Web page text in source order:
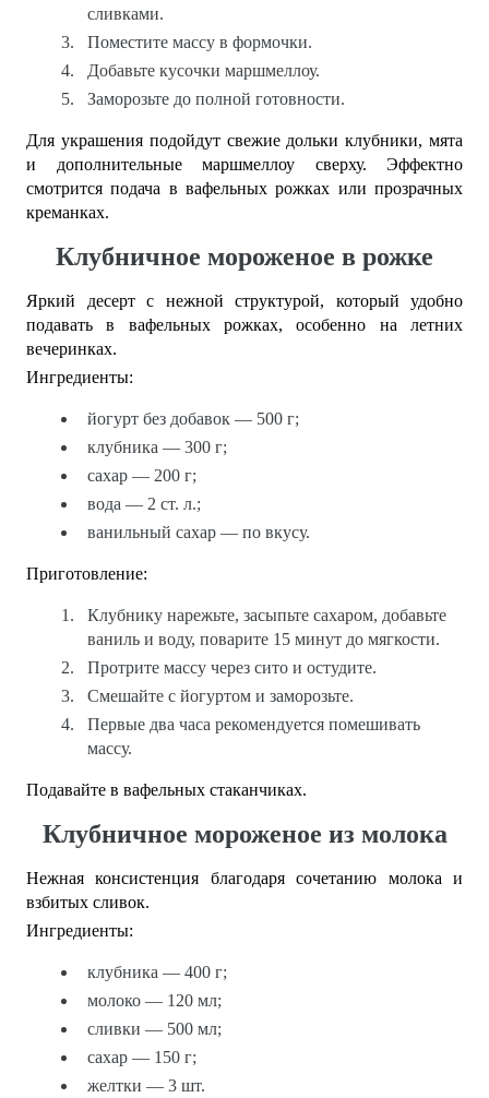
сливками.
Поместите массу в формочки.
Добавьте кусочки маршмеллоу.
Заморозьте до полной готовности.
Для украшения подойдут свежие дольки клубники, мята
и дополнительные маршмеллоу сверху. Эффектно
смотрится подача в вафельных рожках или прозрачных
креманках.
Клубничное мороженое в рожке
Яркий десерт с нежной структурой, который удобно
подавать в вафельных рожках, особенно на летних
вечеринках.
Ингредиенты:
йогурт без добавок — 500 г;
клубника — 300 г;
сахар — 200 г;
вода — 2 ст. л.;
ванильный сахар — по вкусу.
Приготовление:
Клубнику нарежьте, засыпьте сахаром, добавьте
ваниль и воду, поварите 15 минут до мягкости.
Протрите массу через сито и остудите.
Смешайте с йогуртом и заморозьте.
Первые два часа рекомендуется помешивать
массу.
Подавайте в вафельных стаканчиках.
Клубничное мороженое из молока
Нежная консистенция благодаря сочетанию молока и
взбитых сливок.
Ингредиенты:
клубника — 400 г;
молоко — 120 мл;
сливки — 500 мл;
сахар — 150 г;
желтки — 3 шт.